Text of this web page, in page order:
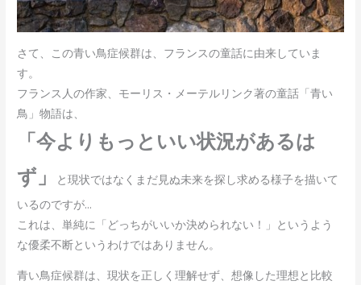
さて、この青い鳥症候群は、フランスの童話に由来していま
す。
フランス人の作家、モーリス・メーテルリンク著の童話「青い
鳥」物語は、
「今よりもっといい状況があるは
ず」
と現状ではなくまだ見ぬ未来を探し求める様子を描いて
いるのですが…
これは、単純に「どっちがいいか決められない！」というよう
な優柔不断というわけではありません。
青い鳥症候群は、現状を正しく理解せず、想像した理想と比較